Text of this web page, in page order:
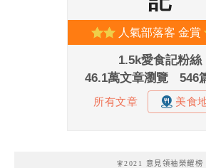
🧚2021 意見領袖榮耀榜